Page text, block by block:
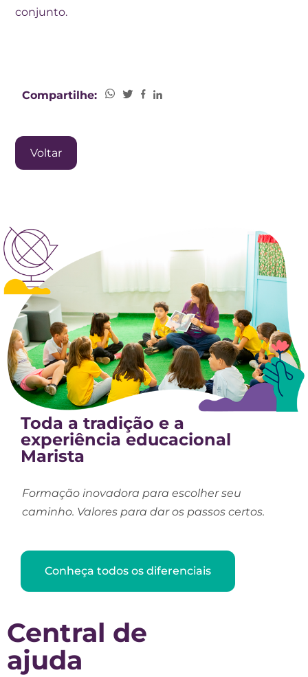
conjunto.
Compartilhe:
Voltar
Toda a tradição e a
experiência educacional
Marista
Formação inovadora para escolher seu
caminho. Valores para dar os passos certos.
Conheça todos os diferenciais
Central de
ajuda